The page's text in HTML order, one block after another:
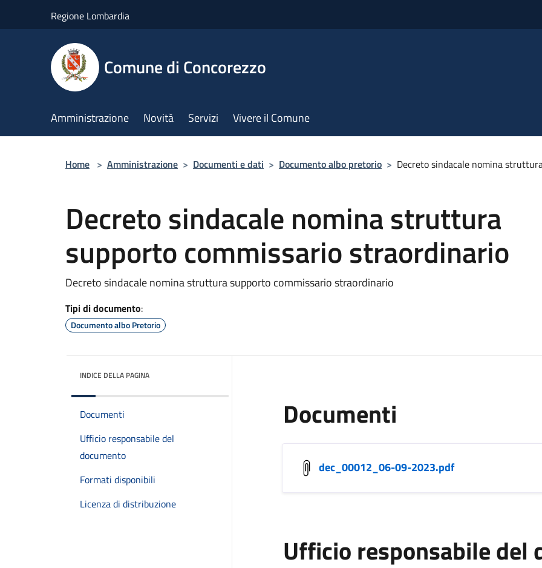
Regione Lombardia
Comune di Concorezzo
Amministrazione Novità Servizi Vivere il Comune
Home > Amministrazione > Documenti e dati > Documento albo pretorio > Decreto sindacale nomina
Decreto sindacale nomina struttura
supporto commissario straordinario
Decreto sindacale nomina struttura supporto commissario straordinario
Tipi di documento:
Documento albo Pretorio
INDICE DELLA PAGINA
Documenti
Ufficio responsabile del
documento
Formati disponibili
Licenza di distribuzione
Documenti
dec_00012_06-09-2023.pdf
Ufficio responsabile del